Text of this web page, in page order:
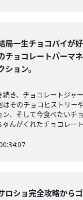
局一生チョコパイが
チョコレートパーマ
ション。
き、チョコレートジャ
そのチョコヒストリー
ン、そして今食べたいチ
んがくれたチョコレー
ロショ完全攻略から